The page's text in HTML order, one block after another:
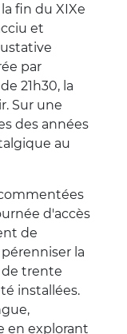
fin du XIXe
et
par
21h30, la
Sur une
des années
au
d'accès
de
la
de trente
installées.
en explorant